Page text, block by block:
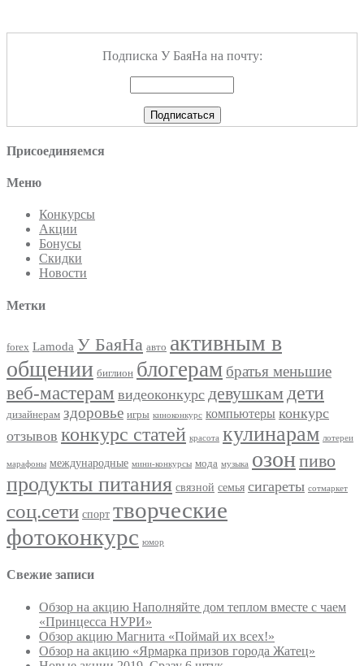
Подписка У БаяНа на почту:
Присоединяемся
Меню
Конкурсы
Акции
Бонусы
Скидки
Новости
Метки
forex Lamoda У БаяНа авто активным в
общении биглион блогерам братья меньшие
веб-мастерам видеоконкурс девушкам дети
дизайнерам здоровье игры киноконкурс компьютеры конкурс
отзывов конкурс статей красота кулинарам лотереи
марафоны международные мини-конкурсы мода музыка озонпиво
продукты питания связной семья сигареты сотмаркет
соц.сети спорт творческие
фотоконкурс юмор
Свежие записи
Обзор на акцию Наполняйте дом теплом вместе с чаем
«Принцесса НУРИ»
Обзор акцию Магнита «Поймай их всех!»
Обзор на акцию «Ярмарка призов города Жатец»